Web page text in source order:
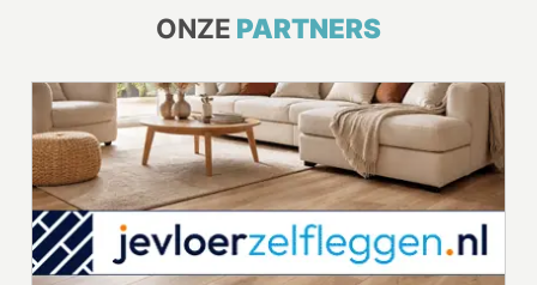
ONZE PARTNERS